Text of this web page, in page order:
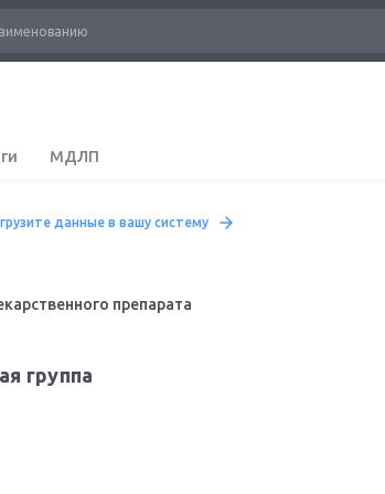
МДЛП
данные в вашу систему
препарата
группа